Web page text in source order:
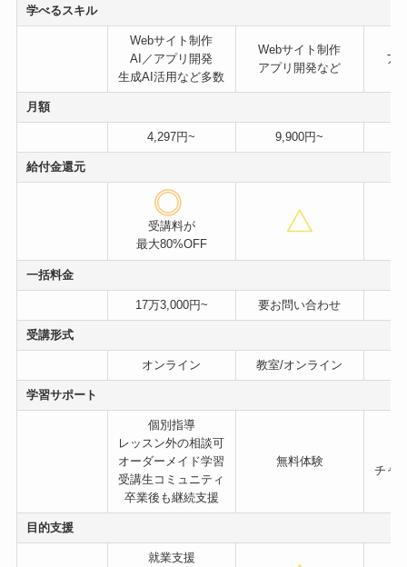
学べるスキル
Webサイト制作
AI／アプリ開発
生成AI活用など多数
Webサイト制作
アプリ開発など
ア
月額
4,297円~ 9,900円~
給付金還元
受講料が
最大80%OFF
一括料金
17万3,000円~ 要お問い合わせ
受講形式
オンライン 教室/オンライン
学習サポート
個別指導
レッスン外の相談可
オーダーメイド学習
受講生コミュニティ
卒業後も継続支援
無料体験
チャ
目的支援
就業支援